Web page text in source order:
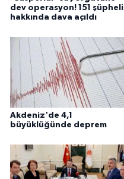
dev operasyon! 151 şüpheli
hakkında dava açıldı
Akdeniz'de 4,1
büyüklüğünde deprem